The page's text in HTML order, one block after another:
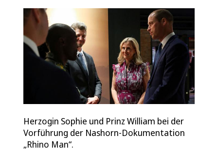
Herzogin Sophie und Prinz William bei der
Vorführung der Nashorn-Dokumentation
„Rhino Man“.